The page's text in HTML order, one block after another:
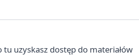
uzyskasz dostęp do materiałów